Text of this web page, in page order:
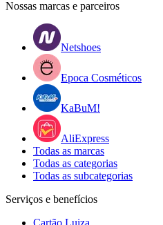
Nossas marcas e parceiros
Netshoes
Epoca Cosméticos
KaBuM!
AliExpress
Todas as marcas
Todas as categorias
Todas as subcategorias
Serviços e benefícios
Cartão Luiza